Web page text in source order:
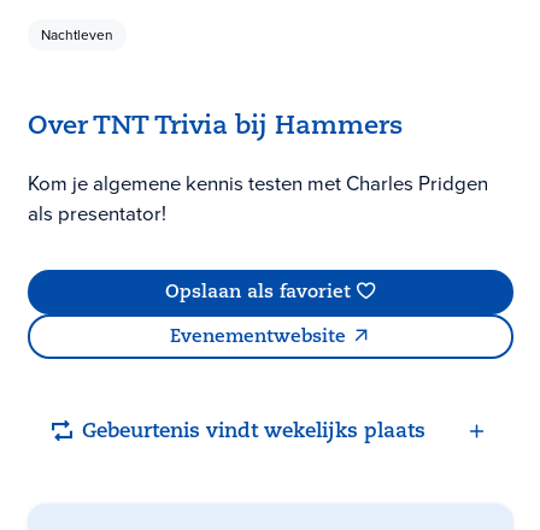
Nachtleven
Over TNT Trivia bij Hammers
Kom je algemene kennis testen met Charles Pridgen
als presentator!
Opslaan als favoriet
Evenementwebsite
Gebeurtenis vindt wekelijks plaats